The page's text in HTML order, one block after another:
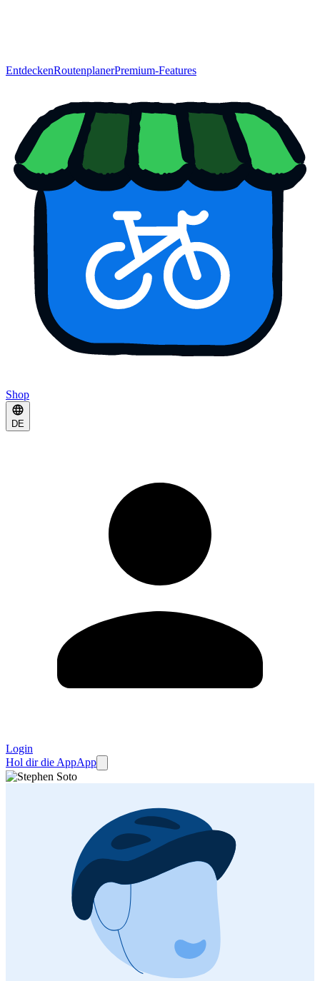
EntdeckenRoutenplanerPremium-Features
Shop
DE
Login
Hol dir die AppApp